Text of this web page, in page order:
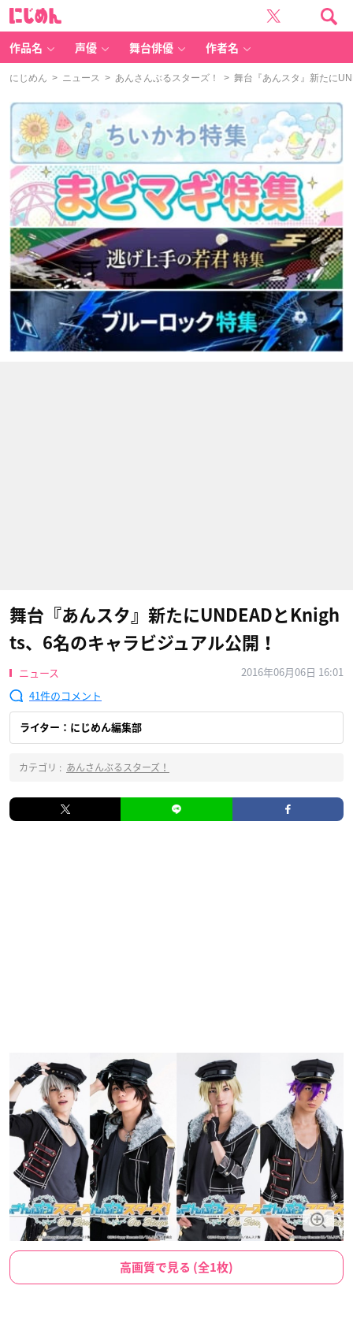
作品名 声優 舞台俳優 作者名
にじめん > ニュース > あんさんぶるスターズ！ > 舞台『あんスタ』新たに
舞台『あんスタ』新たにUNDEADとKnigh
ts、6名のキャラビジュアル公開！
ニュース
2016年06月06日 16:01
41
ライター：にじめん編集部
カテゴリ : あんさんぶるスターズ！
高画質で見る (全1枚)